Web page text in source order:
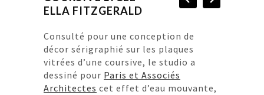
ELLA FITZGERALD
Consulté pour une conception de
décor sérigraphié sur les plaques
vitrées d’une coursive, le studio a
dessiné pour Paris et Associés
Architectes cet effet d’eau mouvante,